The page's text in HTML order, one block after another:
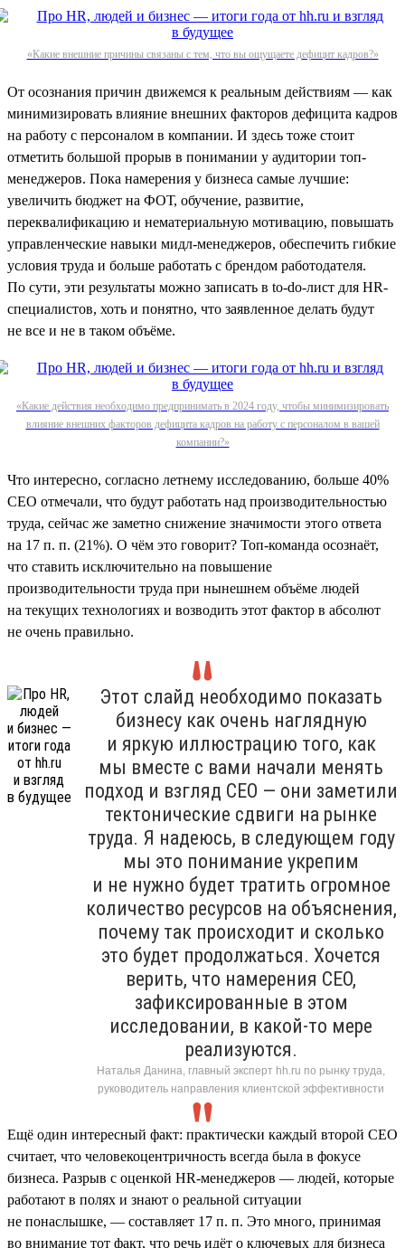
«Какие внешние причины связаны с тем, что вы ощущаете дефицит кадров?»
От осознания причин движемся к реальным действиям — как
минимизировать влияние внешних факторов дефицита кадров
на работу с персоналом в компании. И здесь тоже стоит
отметить большой прорыв в понимании у аудитории топ-
менеджеров. Пока намерения у бизнеса самые лучшие:
увеличить бюджет на ФОТ, обучение, развитие,
переквалификацию и нематериальную мотивацию, повышать
управленческие навыки мидл-менеджеров, обеспечить гибкие
условия труда и больше работать с брендом работодателя.
По сути, эти результаты можно записать в to-do-лист для HR-
специалистов, хоть и понятно, что заявленное делать будут
не все и не в таком объёме.
«Какие действия необходимо предпринимать в 2024 году, чтобы минимизировать
влияние внешних факторов дефицита кадров на работу с персоналом в вашей
компании?»
Что интересно, согласно летнему исследованию, больше 40%
СЕО отмечали, что будут работать над производительностью
труда, сейчас же заметно снижение значимости этого ответа
на 17 п. п. (21%). О чём это говорит? Топ-команда осознаёт,
что ставить исключительно на повышение
производительности труда при нынешнем объёме людей
на текущих технологиях и возводить этот фактор в абсолют
не очень правильно.
Этот слайд необходимо показать
бизнесу как очень наглядную
и яркую иллюстрацию того, как
мы вместе с вами начали менять
подход и взгляд СЕО — они заметили
тектонические сдвиги на рынке
труда. Я надеюсь, в следующем году
мы это понимание укрепим
и не нужно будет тратить огромное
количество ресурсов на объяснения,
почему так происходит и сколько
это будет продолжаться. Хочется
верить, что намерения СЕО,
зафиксированные в этом
исследовании, в какой-то мере
реализуются.
Наталья Данина, главный эксперт hh.ru по рынку труда,
руководитель направления клиентской эффективности
Ещё один интересный факт: практически каждый второй СЕО
считает, что человекоцентричность всегда была в фокусе
бизнеса. Разрыв с оценкой HR-менеджеров — людей, которые
работают в полях и знают о реальной ситуации
не понаслышке, — составляет 17 п. п. Это много, принимая
во внимание тот факт, что речь идёт о ключевых для бизнеса